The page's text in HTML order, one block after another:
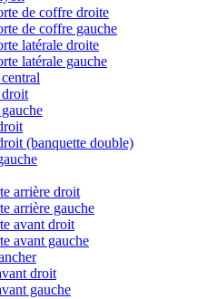
de coffre droite
de coffre gauche
latérale droite
latérale gauche
droit
(banquette double)
arrière droit
arrière gauche
avant droit
avant gauche
droit
gauche